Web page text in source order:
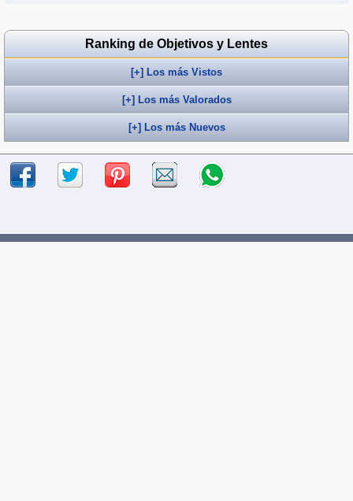
Ranking de Objetivos y Lentes
[+] Los más Vistos
[+] Los más Valorados
[+] Los más Nuevos